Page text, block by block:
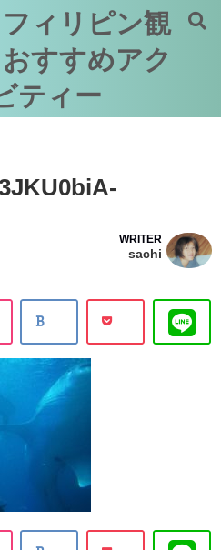
ィリピン観
すすめアク
ティー
WRITER
sachi